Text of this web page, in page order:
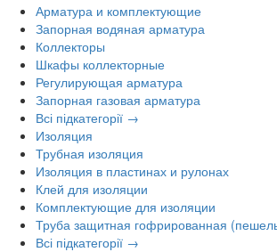
Арматура и комплектующие
Запорная водяная арматура
Коллекторы
Шкафы коллекторные
Регулирующая арматура
Запорная газовая арматура
Всі підкатегорії →
Изоляция
Трубная изоляция
Изоляция в пластинах и рулонах
Клей для изоляции
Комплектующие для изоляции
Труба защитная гофрированная
Всі підкатегорії →